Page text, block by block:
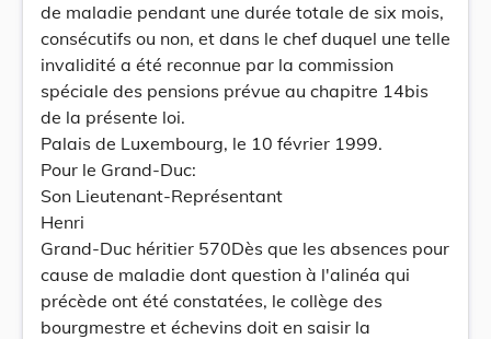
de maladie pendant une durée totale de six mois,
consécutifs ou non, et dans le chef duquel une telle
invalidité a été reconnue par la commission
spéciale des pensions prévue au chapitre 14bis
de la présente loi.
Palais de Luxembourg, le 10 février 1999.
Pour le Grand-Duc:
Son Lieutenant-Représentant
Henri
Grand-Duc héritier 570Dès que les absences pour
cause de maladie dont question à l'alinéa qui
précède ont été constatées, le collège des
bourgmestre et échevins doit en saisir la